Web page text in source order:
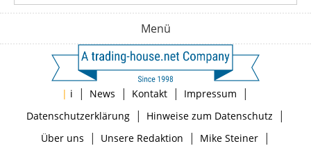
Menü
| i | News | Kontakt | Impressum |
Datenschutzerklärung| Hinweise zum Datenschutz |
Über uns | Unsere Redaktion | Mike Steiner|